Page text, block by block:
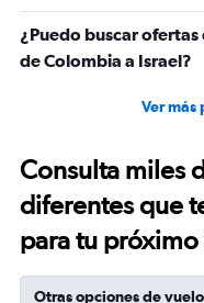
¿Puedo buscar
de Colombia a Israel?
Ver más
Consulta miles
diferentes que
para tu
Otras opciones de